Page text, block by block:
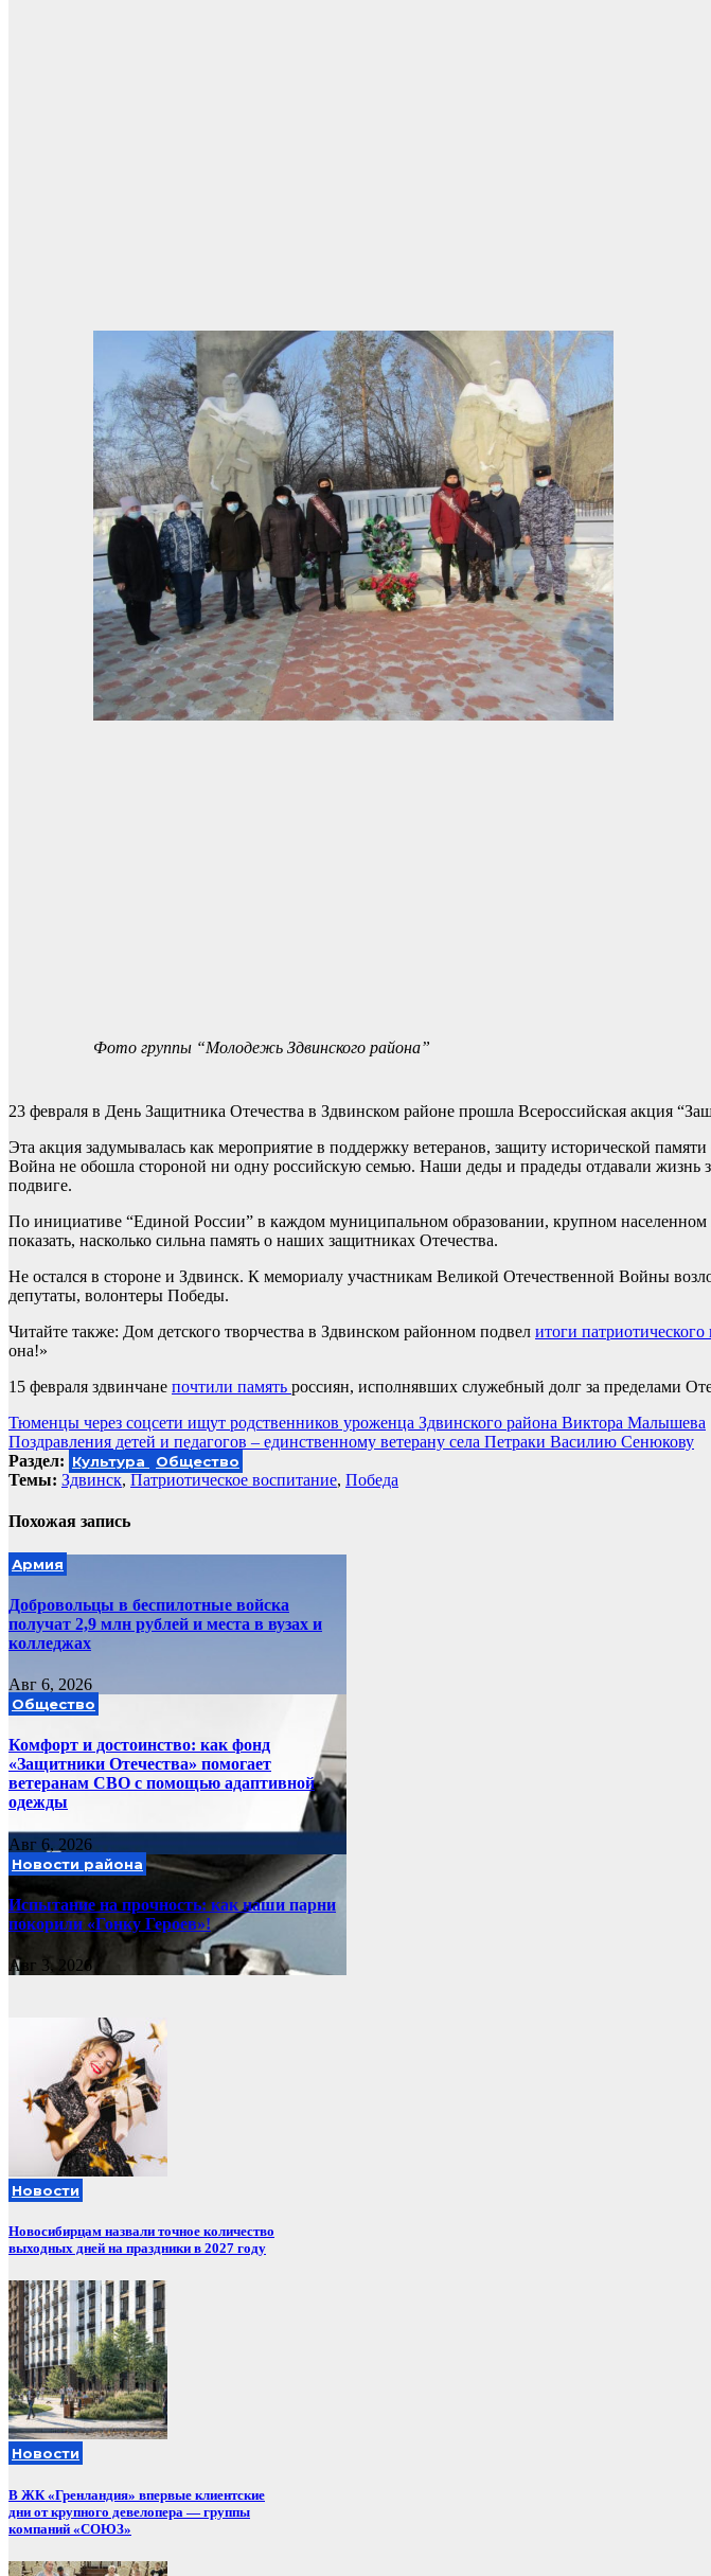
Фото группы “Молодежь Здвинского района”
23 февраля в День Защитника Отечества в Здвинском районе прошла Всероссийская акция
Эта акция задумывалась как мероприятие в поддержку ветеранов, защиту исторической
Война не обошла стороной ни одну российскую семью. Наши деды и прадеды отдавали жизнь
подвиге.
По инициативе “Единой России” в каждом муниципальном образовании, крупном
показать, насколько сильна память о наших защитниках Отечества.
Не остался в стороне и Здвинск. К мемориалу участникам Великой Отечественной Войны
депутаты, волонтеры Победы.
Читайте также: Дом детского творчества в Здвинском районном подвел итоги патриотического
она!»
15 февраля здвинчане почтили память россиян, исполнявших служебный долг за пределами
Навигация
по
записям
Тюменцы через соцсети ищут родственников уроженца Здвинского района Виктора Малышева
Поздравления детей и педагогов – единственному ветерану села Петраки Василию Сенюкову
Раздел: Культура Общество
Темы: Здвинск, Патриотическое воспитание, Победа
Похожая запись
Армия
Добровольцы в беспилотные войска
получат 2,9 млн рублей и места в вузах и
колледжах
Авг 6, 2026
Общество
Комфорт и достоинство: как фонд
«Защитники Отечества» помогает
ветеранам СВО с помощью адаптивной
одежды
Авг 6, 2026
Новости района
Испытание на прочность: как наши парни
покорили «Гонку Героев»!
Авг 3, 2026
Новости
Новосибирцам назвали точное количество
выходных дней на праздники в 2027 году
Новости
В ЖК «Гренландия» впервые клиентские
дни от крупного девелопера — группы
компаний «СОЮЗ»